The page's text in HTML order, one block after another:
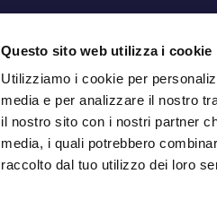
Questo sito web utilizza i cookie
Utilizziamo i cookie per
media e per analizzare il nostro
il nostro sito con i nostri partner
media, i quali potrebbero
raccolto dal tuo utilizzo dei loro
Chi siamo